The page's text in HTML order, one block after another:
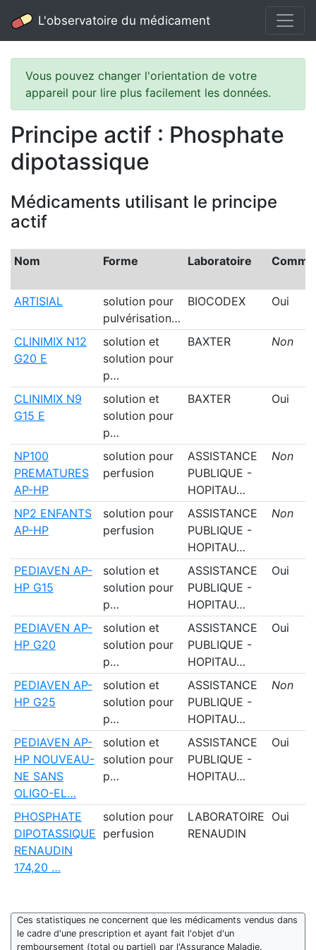
L'observatoire du médicament
Vous pouvez changer l'orientation de votre
appareil pour lire plus facilement les données.
Principe actif : Phosphate
dipotassique
Médicaments utilisant le principe
actif
Nom Forme Laboratoire
ARTISIAL
solution pour
pulvérisation…
BIOCODEX Oui
CLINIMIX N12
G20 E
solution et
solution pour
p…
BAXTER Non
CLINIMIX N9
G15 E
solution et
solution pour
p…
BAXTER Oui
NP100
PREMATURES
AP-HP
solution pour
perfusion
ASSISTANCE
PUBLIQUE -
HOPITAU…
Non
NP2 ENFANTS
AP-HP
solution pour
perfusion
ASSISTANCE
PUBLIQUE -
HOPITAU…
Non
PEDIAVEN AP-
HP G15
solution et
solution pour
p…
ASSISTANCE
PUBLIQUE -
HOPITAU…
Oui
PEDIAVEN AP-
HP G20
solution et
solution pour
p…
ASSISTANCE
PUBLIQUE -
HOPITAU…
Oui
PEDIAVEN AP-
HP G25
solution et
solution pour
p…
ASSISTANCE
PUBLIQUE -
HOPITAU…
Non
PEDIAVEN AP-
HP NOUVEAU-
NE SANS
OLIGO-EL…
solution et
solution pour
p…
ASSISTANCE
PUBLIQUE -
HOPITAU…
Oui
PHOSPHATE
DIPOTASSIQUE
RENAUDIN
174,20 …
solution pour
perfusion
LABORATOIRE
RENAUDIN
Oui
Ces statistiques ne concernent que les médicaments vendus dans
le cadre d'une prescription et ayant fait l'objet d'un
remboursement (total ou partiel) par l'Assurance Maladie.